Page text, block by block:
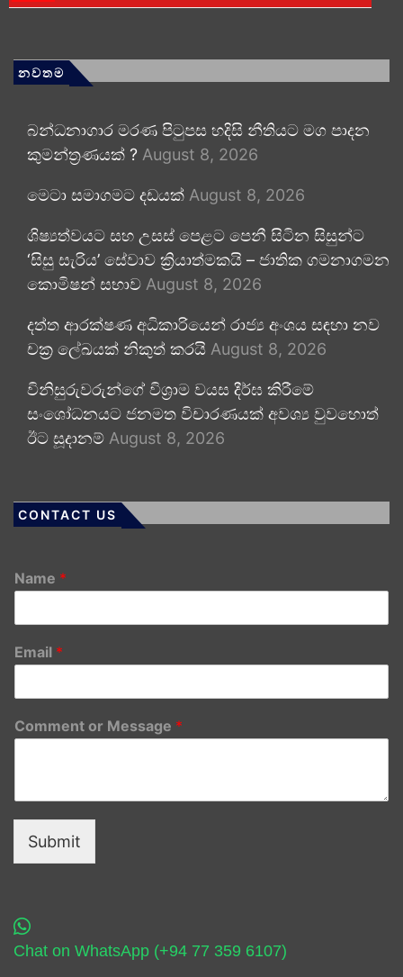
නවතම
බන්ධනාගාර මරණ පිටුපස හදිසි නීතියට මග පාදන
කුමන්ත්‍රණයක් ? August 8, 2026
මෙටා සමාගමට දඩයක් August 8, 2026
ශිෂ්‍යත්වයට සහ උසස් පෙළට පෙනී සිටින සිසුන්ට
‘සිසු සැරිය’ සේවාව ක්‍රියාත්මකයි – ජාතික ගමනාගමන
කොමිෂන් සභාව August 8, 2026
දත්ත ආරක්ෂණ අධිකාරියෙන් රාජ්‍ය අංශය සඳහා නව
චක්‍ර ලේඛයක් නිකුත් කරයි August 8, 2026
විනිසුරුවරුන්ගේ විශ්‍රාම වයස දීර්ඝ කිරීමේ
සංශෝධනයට ජනමත විචාරණයක් අවශ්‍ය වුවහොත්
ඊට සූදානම් August 8, 2026
CONTACT US
Name *
Email *
Comment or Message *
Submit
Chat on WhatsApp (+94 77 359 6107)